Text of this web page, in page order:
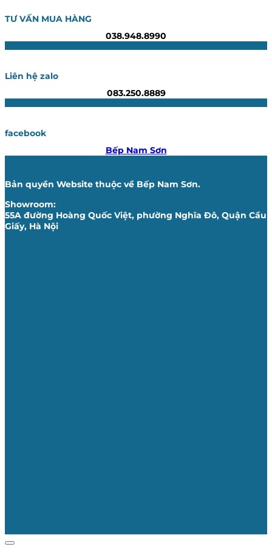
TƯ VẤN MUA HÀNG
038.948.8990
Liên hệ zalo
083.250.8889
facebook
Bếp Nam Sơn
Bản quyền Website thuộc về Bếp Nam Sơn.
Showroom:
55A đường Hoàng Quốc Việt, phường Nghĩa Đô, Quận Cầu
Giấy, Hà Nội